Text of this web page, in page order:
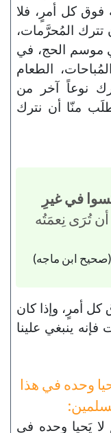
فوق كل أمرٍ، فلا
تترك المُحرَّمات،
موسم الحج، في
الطعام
نوعاً آخر من
منّا أن نترك
في غيرِ
تُرَى نِعمَتُه
(صحيح ابن ماجه)
كل أمرٍ، وإذا كان
ينبغي علينا
وحده في هذا
لا يَحيا وحده في